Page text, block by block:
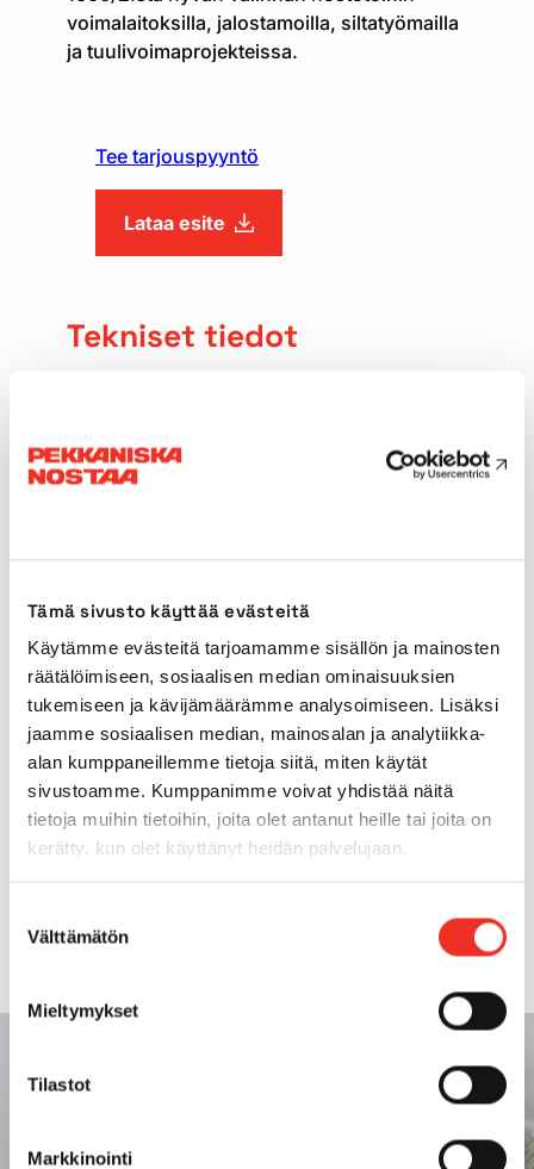
Tämä sivusto käyttää evästeitä
Käytämme evästeitä tarjoamamme sisällön ja mainosten
räätälöimiseen, sosiaalisen median ominaisuuksien
tukemiseen ja kävijämäärämme analysoimiseen. Lisäksi
jaamme sosiaalisen median, mainosalan ja analytiikka-
alan kumppaneillemme tietoja siitä, miten käytät
sivustoamme. Kumppanimme voivat yhdistää näitä
tietoja muihin tietoihin, joita olet antanut heille tai joita on
kerätty, kun olet käyttänyt heidän palvelujaan.
valinta
Välttämätön
Mieltymykset
Tilastot
Markkinointi
voimalaitoksilla, jalostamoilla, siltatyömailla
ja tuulivoimaprojekteissa.
Tee tarjouspyyntö
Lataa esite
Tekniset tiedot
Pääpuomin pituus
Derrick-puomi 30-36m
Tuenta-alue 10,96 x 10,40m
Ajopituus 10,96m
Ajoleveys 10,40m